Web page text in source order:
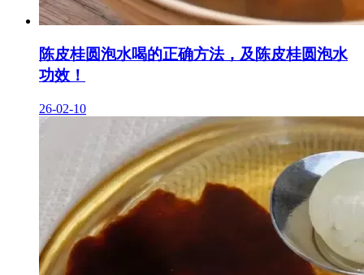
陈皮桂圆泡水喝的正确方法，及陈皮桂圆泡水
功效！
26-02-10